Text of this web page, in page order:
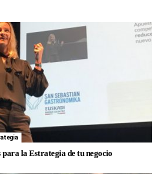
para la Estrategia de tu negocio